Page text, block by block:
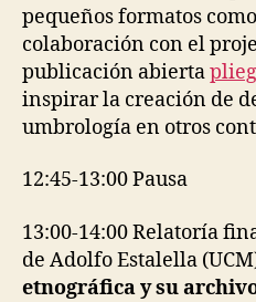
pequeños formatos
colaboración con el
publicación abierta
inspirar la creación de
umbrología en otros
12:45-13:00 Pausa
13:00-14:00 Relatoría
de Adolfo Estalella
etnográfica y su